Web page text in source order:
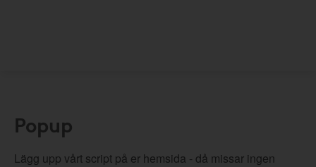
Popup
Lägg upp vårt script på er hemsida - då missar ingen